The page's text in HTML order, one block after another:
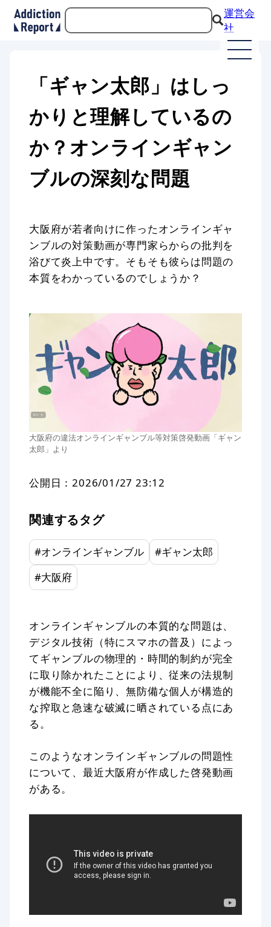
運営会
社
「ギャン太郎」はしっ
かりと理解しているの
か？オンラインギャン
ブルの深刻な問題
大阪府が若者向けに作ったオンラインギャ
ンブルの対策動画が専門家らからの批判を
浴びて炎上中です。そもそも彼らは問題の
本質をわかっているのでしょうか？
大阪府の違法オンラインギャンブル等対策啓発動画「ギャン
太郎」より
公開日：2026/01/27 23:12
関連するタグ
#オンラインギャンブル #ギャン太郎
#大阪府
オンラインギャンブルの本質的な問題は、
デジタル技術（特にスマホの普及）によっ
てギャンブルの物理的・時間的制約が完全
に取り除かれたことにより、従来の法規制
が機能不全に陥り、無防備な個人が構造的
な搾取と急速な破滅に晒されている点にあ
る。
このようなオンラインギャンブルの問題性
について、最近大阪府が作成した啓発動画
がある。